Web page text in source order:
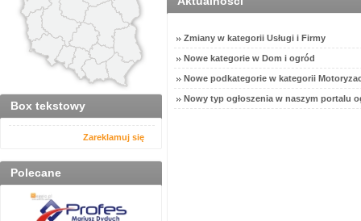
Box tekstowy
Zareklamuj się
Polecane
Zmiany w kategorii Usługi i Firmy
Nowe kategorie w Dom i ogród
Nowe podkategorie w kategorii
Nowy typ ogłoszenia w naszym portalu